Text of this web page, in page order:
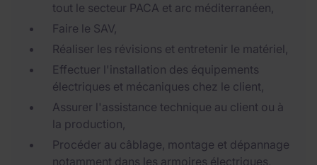
tout le secteur PACA et arc méditerranéen,
Faire le SAV,
Réaliser les révisions et entretenir le matériel,
Effectuer l'installation des équipements
électriques et mécaniques chez le client,
Assurer l'assistance technique au client ou à
la production,
Procéder au câblage, montage et dépannage
notamment dans les armoires électriques,